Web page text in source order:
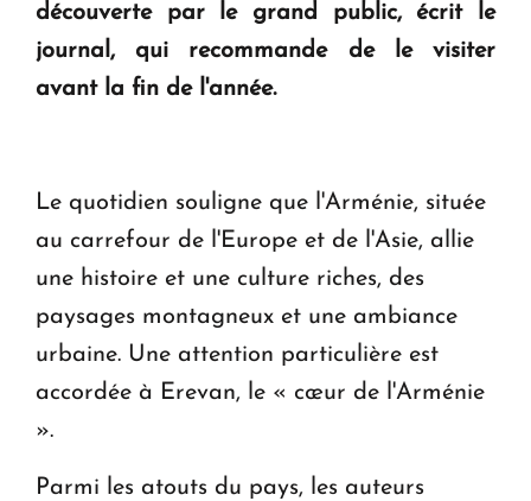
Le premier hôtel Hyatt Regency d'Arménie
ouvrira ses portes à Dilijan
découverte par le grand public, écrit le
journal, qui recommande de le visiter
avant la fin de l'année.
Le quotidien souligne que l'Arménie, située
au carrefour de l'Europe et de l'Asie, allie
une histoire et une culture riches, des
paysages montagneux et une ambiance
urbaine. Une attention particulière est
accordée à Erevan, le « cœur de l'Arménie
».
Parmi les atouts du pays, les auteurs